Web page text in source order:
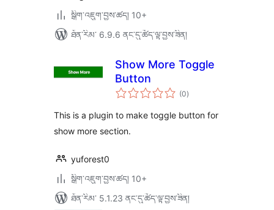
སྒྲིག་འཇུག་བྱས་ཚད། 10+
ཐོན་རིམ་ 6.9.6 ནང་དུ་ཚོད་ལྟ་བྱས་ཟིན།
Show More Toggle
Button
(0གདེང་
འཇོག་
ཚང་།
)
This is a plugin to make toggle button for
show more section.
yuforest0
སྒྲིག་འཇུག་བྱས་ཚད། 10+
ཐོན་རིམ་ 5.1.23 ནང་དུ་ཚོད་ལྟ་བྱས་ཟིན།